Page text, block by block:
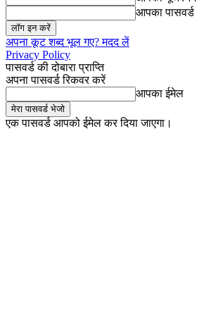
आपका पासवर्ड
अपना कूट शब्द भूल गए? मदद लें
Privacy Policy
पासवर्ड की दोबारा प्राप्ति
अपना पासवर्ड रिकवर करें
आपका ईमेल
एक पासवर्ड आपको ईमेल कर दिया जाएगा।